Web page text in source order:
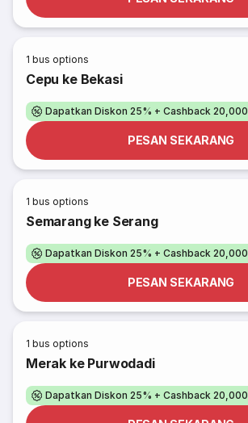
1 bus options
Cepu ke Bekasi
Dapatkan Diskon 25% + Cashback 20,000
PESAN SEKARANG
1 bus options
Semarang ke Serang
Dapatkan Diskon 25% + Cashback 20,000
PESAN SEKARANG
1 bus options
Merak ke Purwodadi
Dapatkan Diskon 25% + Cashback 20,000